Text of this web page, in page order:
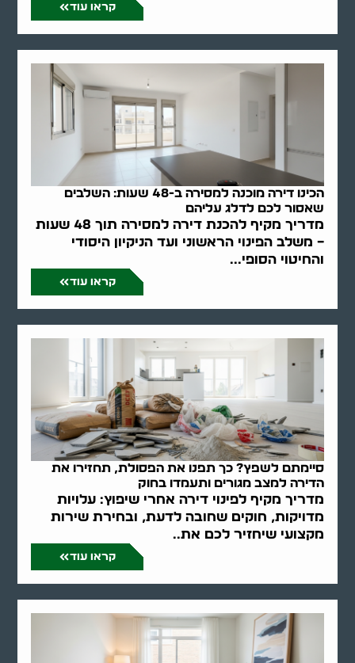
קראו עוד
הכינו דירה מוכנה למסירה ב-48 שעות: השלבים
שאסור לכם לדלג עליהם
מדריך מקיף להכנת דירה למסירה תוך 48 שעות
– משלב הפינוי הראשוני ועד הניקיון היסודי
והחיטוי הסופי...
קראו עוד
סיימתם לשפץ? כך תפנו את הפסולת, תחזירו את
הדירה למצב מגורים ותעמדו בחוק
מדריך מקיף לפינוי דירה אחרי שיפוץ: עלויות
מדויקות, חוקים שחובה לדעת, ובחירת שירות
מקצועי שיחזיר לכם את..
קראו עוד